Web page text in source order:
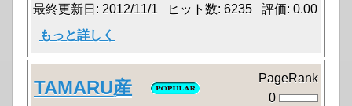
最終更新日: 2012/11/1 ヒット数: 6235 評価: 0.00
もっと詳しく
TAMARU産
PageRank
0